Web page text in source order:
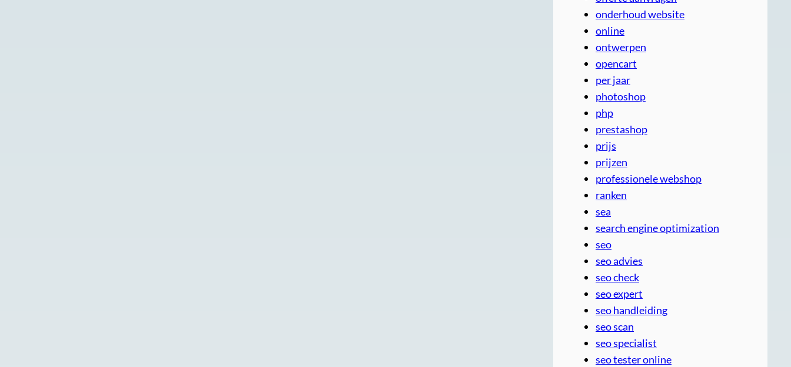
onderhoud website
online
ontwerpen
opencart
per jaar
photoshop
php
prestashop
prijs
prijzen
professionele webshop
ranken
sea
search engine optimization
seo
seo advies
seo check
seo expert
seo handleiding
seo scan
seo specialist
seo tester online